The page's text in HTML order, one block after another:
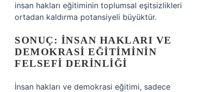
insan hakları eğitiminin toplumsal eşitsizlikleri
ortadan kaldırma potansiyeli büyüktür.
SONUÇ: İNSAN HAKLARI VE
DEMOKRASI EĞITIMININ
FELSEFI DERINLIĞI
İnsan hakları ve demokrasi eğitimi, sadece